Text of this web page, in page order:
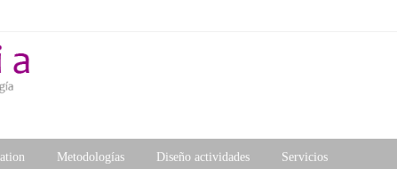
Metodologías
Metodología ABP
Diseño actividades
Matemáticas
Servicios
Soporte GSuite para